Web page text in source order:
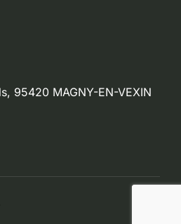
95420 MAGNY-EN-VEXIN